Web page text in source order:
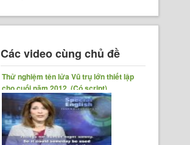
Các video cùng chủ đề
Thử nghiệm tên lửa Vũ trụ lớn thiết lập
cho cuối năm 2012. (Có script)